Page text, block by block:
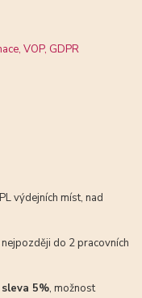
VOP, GDPR
výdejních míst, nad
do 2 pracovních
5%, možnost